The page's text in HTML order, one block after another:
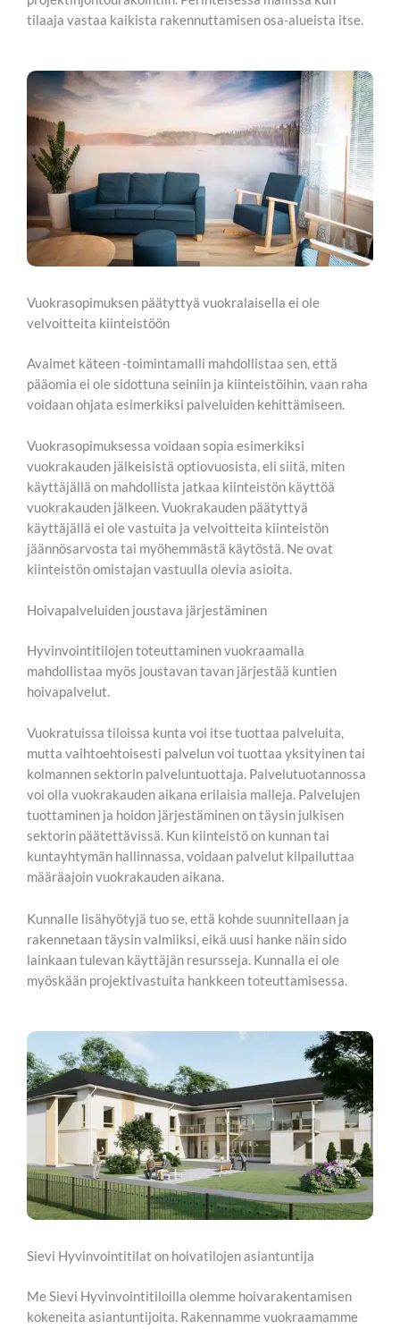
tilaaja vastaa kaikista rakennuttamisen osa-alueista itse.
Vuokrasopimuksen päätyttyä vuokralaisella ei ole
velvoitteita kiinteistöön
Avaimet käteen -toimintamalli mahdollistaa sen, että
pääomia ei ole sidottuna seiniin ja kiinteistöihin, vaan raha
voidaan ohjata esimerkiksi palveluiden kehittämiseen.
Vuokrasopimuksessa voidaan sopia esimerkiksi
vuokrakauden jälkeisistä optiovuosista, eli siitä, miten
käyttäjällä on mahdollista jatkaa kiinteistön käyttöä
vuokrakauden jälkeen. Vuokrakauden päätyttyä
käyttäjällä ei ole vastuita ja velvoitteita kiinteistön
jäännösarvosta tai myöhemmästä käytöstä. Ne ovat
kiinteistön omistajan vastuulla olevia asioita.
Hoivapalveluiden joustava järjestäminen
Hyvinvointitilojen toteuttaminen vuokraamalla
mahdollistaa myös joustavan tavan järjestää kuntien
hoivapalvelut.
Vuokratuissa tiloissa kunta voi itse tuottaa palveluita,
mutta vaihtoehtoisesti palvelun voi tuottaa yksityinen tai
kolmannen sektorin palveluntuottaja. Palvelutuotannossa
voi olla vuokrakauden aikana erilaisia malleja. Palvelujen
tuottaminen ja hoidon järjestäminen on täysin julkisen
sektorin päätettävissä. Kun kiinteistö on kunnan tai
kuntayhtymän hallinnassa, voidaan palvelut kilpailuttaa
määräajoin vuokrakauden aikana.
Kunnalle lisähyötyjä tuo se, että kohde suunnitellaan ja
rakennetaan täysin valmiiksi, eikä uusi hanke näin sido
lainkaan tulevan käyttäjän resursseja. Kunnalla ei ole
myöskään projektivastuita hankkeen toteuttamisessa.
Sievi Hyvinvointitilat on hoivatilojen asiantuntija
Me Sievi Hyvinvointitiloilla olemme hoivarakentamisen
kokeneita asiantuntijoita. Rakennamme vuokraamamme